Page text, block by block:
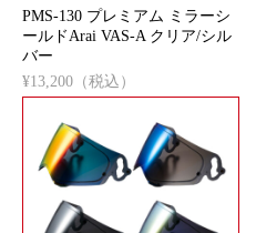
PMS-130 プレミアム ミラーシ
ールドArai VAS-A クリア/シル
バー
¥13,200（税込）